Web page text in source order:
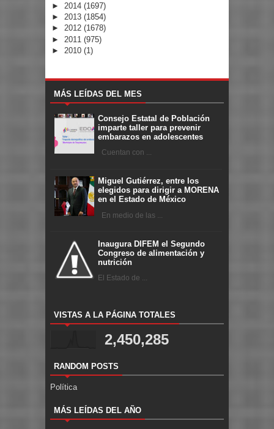
► 2014 (1697)
► 2013 (1854)
► 2012 (1678)
► 2011 (975)
► 2010 (1)
MÁS LEÍDAS DEL MES
Consejo Estatal de Población
imparte taller para prevenir
embarazos en adolescentes
Cuentan con ...
Miguel Gutiérrez, entre los
elegidos para dirigir a MORENA
en el Estado de México
En medio de las ...
Inaugura DIFEM el Segundo
Congreso de alimentación y
nutrición
El Estado de ...
VISTAS A LA PÁGINA TOTALES
2,450,285
RANDOM POSTS
Política
MÁS LEÍDAS DEL AÑO